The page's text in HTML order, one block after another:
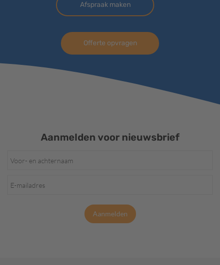
Afspraak maken
Offerte opvragen
Aanmelden voor nieuwsbrief
Aanmelden